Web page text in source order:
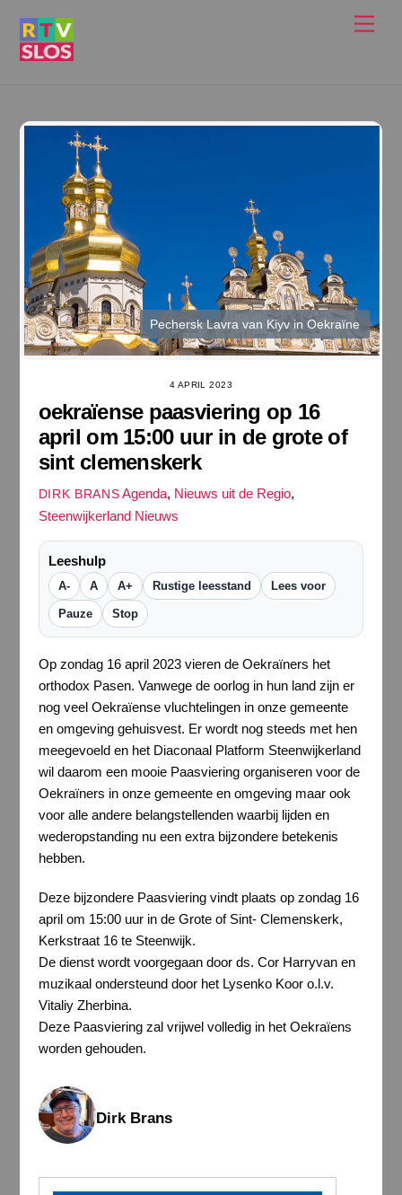
Pechersk Lavra van Kiyv in Oekraïne
4 APRIL 2023
oekraïense paasviering op 16
april om 15:00 uur in de grote of
sint clemenskerk
DIRK BRANS Agenda, Nieuws uit de Regio,
Steenwijkerland Nieuws
Leeshulp
A- A A+ Rustige leesstand Lees voor
Pauze Stop
Op zondag 16 april 2023 vieren de Oekraïners het
orthodox Pasen. Vanwege de oorlog in hun land zijn er
nog veel Oekraïense vluchtelingen in onze gemeente
en omgeving gehuisvest. Er wordt nog steeds met hen
meegevoeld en het Diaconaal Platform Steenwijkerland
wil daarom een mooie Paasviering organiseren voor de
Oekraïners in onze gemeente en omgeving maar ook
voor alle andere belangstellenden waarbij lijden en
wederopstanding nu een extra bijzondere betekenis
hebben.
Deze bijzondere Paasviering vindt plaats op zondag 16
april om 15:00 uur in de Grote of Sint- Clemenskerk,
Kerkstraat 16 te Steenwijk.
De dienst wordt voorgegaan door ds. Cor Harryvan en
muzikaal ondersteund door het Lysenko Koor o.l.v.
Vitaliy Zherbina.
Deze Paasviering zal vrijwel volledig in het Oekraïens
worden gehouden.
Dirk Brans